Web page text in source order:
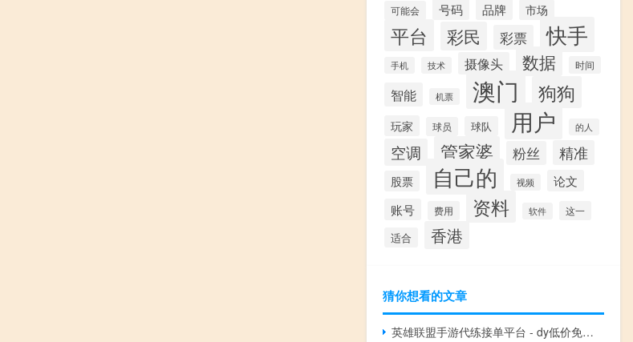
可能会
号码 品牌 市场
平台 彩民 彩票 快手
手机 技术 摄像头 数据 时间
智能 机票 澳门 狗狗
玩家 球员 球队 用户 的人
空调 管家婆 粉丝 精准
股票 自己的 视频
论文
账号
费用 资料 软件 这一
适合 香港
猜你想看的文章
英雄联盟手游代练接单平台 - dy低价免费刷_业务qq业务网